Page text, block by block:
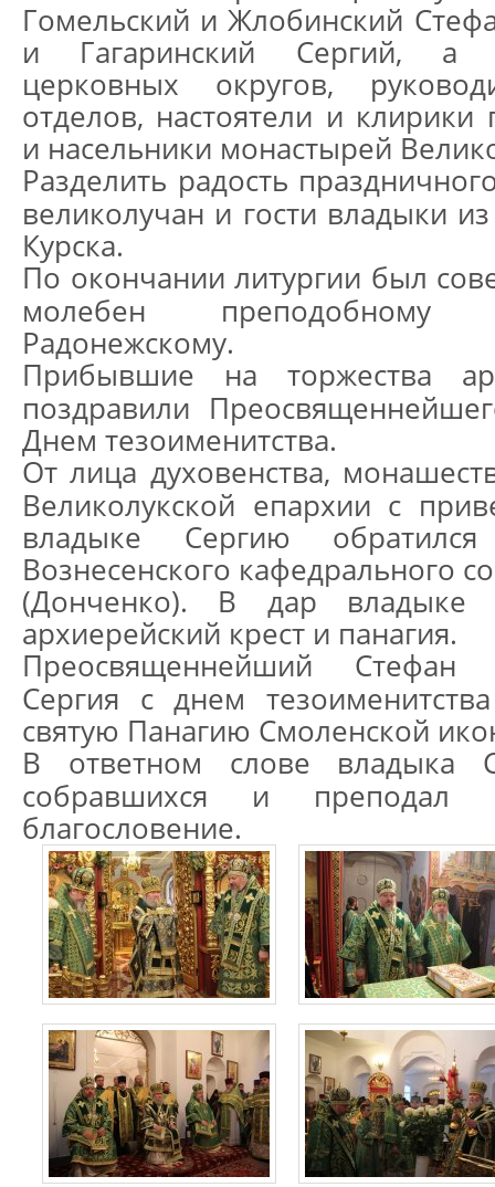
Гомельский и Жлобинский
и Гагаринский Сергий, а
церковных округов,
отделов, настоятели и клирики
и насельники монастырей
Разделить радость
великолучан и гости владыки
Курска.
По окончании литургии был
молебен преподобному
Радонежскому.
Прибывшие на торжества
поздравили
Днем тезоименитства.
От лица духовенства,
Великолукской епархии с
владыке Сергию
Вознесенского кафедрального
(Донченко). В дар владыке
архиерейский крест и панагия.
Преосвященнейший Стефан
Сергия с днем
святую Панагию Смоленской
В ответном слове владыка
собравшихся и преподал
благословение.